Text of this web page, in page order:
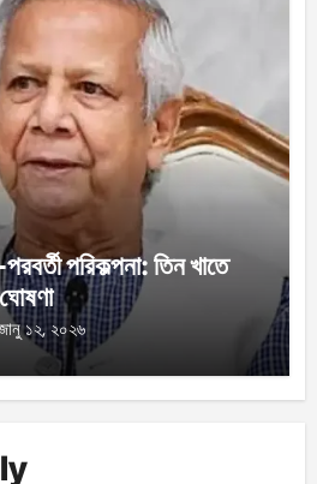
পরিকল্পনা: তিন খাতে
১২, ২০২৬